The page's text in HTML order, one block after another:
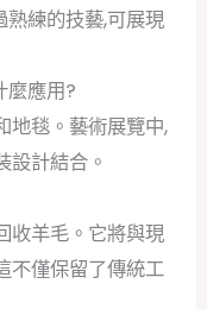
練的技藝,可展現
麼應用?
地毯。藝術展覽中,
設計結合。
收羊毛。它將與現
不僅保留了傳統工